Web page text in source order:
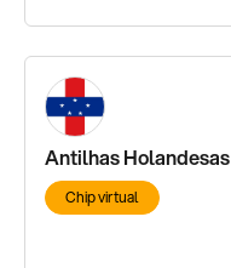
Antilhas Holandesas
Chip virtual